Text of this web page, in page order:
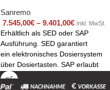
Sanremo
7.545,00€ – 9.401,00€ inkl. MwSt.
Erhältlich als SED oder SAP
Ausführung. SED garantiert
ein elektronisches Dosiersystem
über Dosiertasten. SAP erlaubt
die halbautomatische
Programmierung der